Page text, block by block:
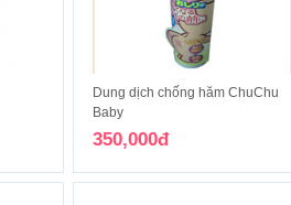
Dung dịch chống hăm ChuChu
Baby
350,000đ